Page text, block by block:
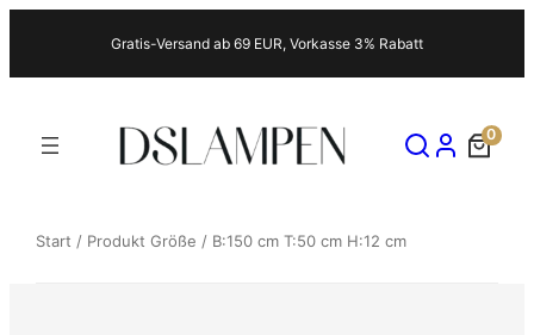
springen
Gratis-Versand ab 69 EUR, Vorkasse 3% Rabatt
0
Start / Produkt Größe / B:150 cm T:50 cm H:12 cm